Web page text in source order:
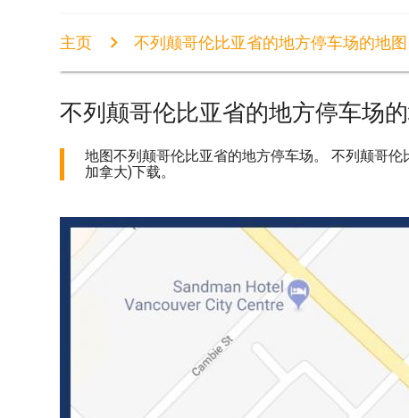
主页 不列颠哥伦比亚省的地方停车场的地图
不列颠哥伦比亚省的地方停车场
地图不列颠哥伦比亚省的地方停车场。 不列颠哥
加拿大)下载。